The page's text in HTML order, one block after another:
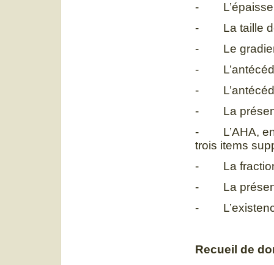
-
- La taille de
- Le gradient
-
-
- La
- L’AHA, en
trois items
- La fraction
- La
- L’existence
Recueil de